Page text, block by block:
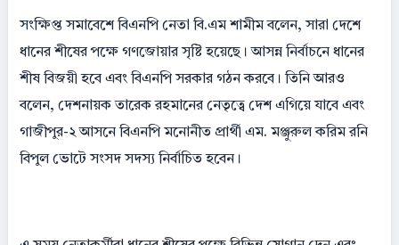
সংক্ষিপ্ত সমাবেশে বিএনপি নেতা বি.এম শামীম বলেন, সারা দেশে
ধানের শীষের পক্ষে গণজোয়ার সৃষ্টি হয়েছে। আসন্ন নির্বাচনে ধানের
শীষ বিজয়ী হবে এবং বিএনপি সরকার গঠন করবে। তিনি আরও
বলেন, দেশনায়ক তারেক রহমানের নেতৃত্বে দেশ এগিয়ে যাবে এবং
গাজীপুর-২ আসনে বিএনপি মনোনীত প্রার্থী এম. মঞ্জুরুল করিম রনি
বিপুল ভোটে সংসদ সদস্য নির্বাচিত হবেন।